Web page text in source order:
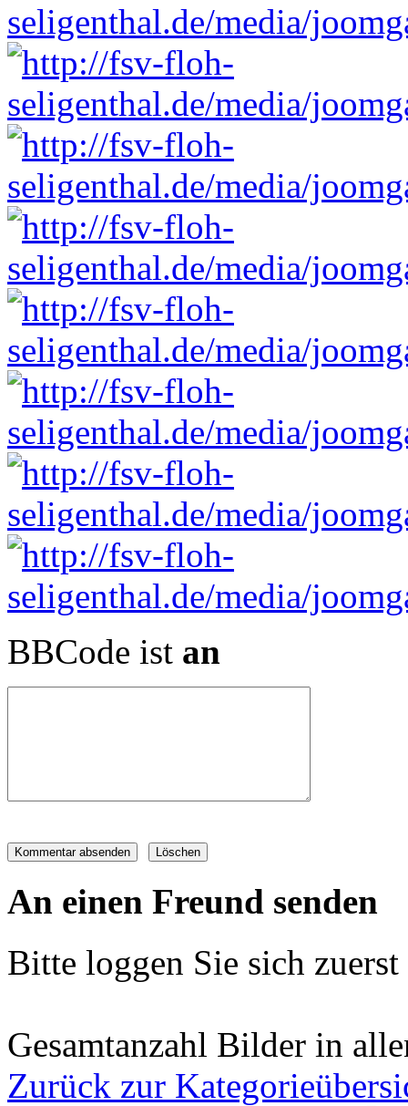
BBCode ist an
An einen Freund senden
Bitte loggen Sie sich
Gesamtanzahl Bilder in
Zurück zur